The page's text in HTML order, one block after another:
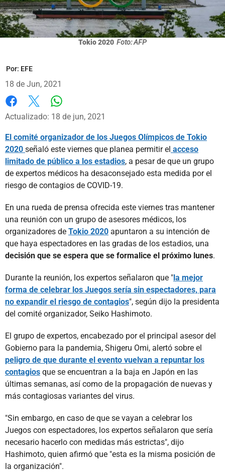
Tokio 2020 Foto: AFP
Por: EFE
18 de Jun, 2021
Facebook
X
Actualizado: 18 de jun, 2021
El comité organizador de los Juegos Olímpicos de Tokio
2020 señaló este viernes que planea permitir el acceso
limitado de público a los estadios, a pesar de que un grupo
de expertos médicos ha desaconsejado esta medida por el
riesgo de contagios de COVID-19.
En una rueda de prensa ofrecida este viernes tras mantener
una reunión con un grupo de asesores médicos, los
organizadores de Tokio 2020 apuntaron a su intención de
que haya espectadores en las gradas de los estadios, una
decisión que se espera que se formalice el próximo lunes.
Durante la reunión, los expertos señalaron que "la mejor
forma de celebrar los Juegos sería sin espectadores, para
no expandir el riesgo de contagios", según dijo la presidenta
del comité organizador, Seiko Hashimoto.
El grupo de expertos, encabezado por el principal asesor del
Gobierno para la pandemia, Shigeru Omi, alertó sobre el
peligro de que durante el evento vuelvan a repuntar los
contagios que se encuentran a la baja en Japón en las
últimas semanas, así como de la propagación de nuevas y
más contagiosas variantes del virus.
"Sin embargo, en caso de que se vayan a celebrar los
Juegos con espectadores, los expertos señalaron que sería
necesario hacerlo con medidas más estrictas", dijo
Hashimoto, quien afirmó que "esta es la misma posición de
la organización".